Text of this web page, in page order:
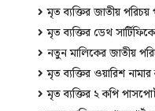
মৃত ব্যক্তির জাতীয় পরিচয়
মৃত ব্যক্তির ডেথ
নতুন মালিকের জাতীয়
মৃত ব্যক্তির ওয়ারিশ
মৃত ব্যক্তির ২ কপি